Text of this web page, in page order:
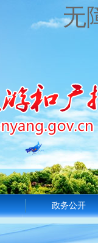
无
政务公开